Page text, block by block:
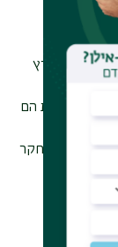
ולתרום
היחיד בארץ
–
והמרצות הם
את
כלים למחקר
כחלק